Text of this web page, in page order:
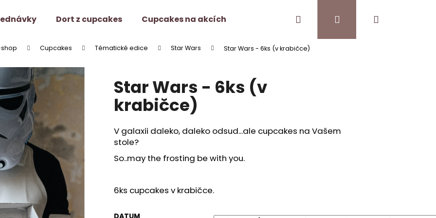
Dort z cupcakes Cupcakes na akcích Pro kavárnyPřihlášení
shop Cupcakes Tématické edice Star Wars Star Wars - 6ks (v krabičce)
Star Wars - 6ks (v
krabičce)
V galaxii daleko, daleko odsud...ale cupcakes na Vašem
stole?
So..may the frosting be with you.
6ks cupcakes v krabičce.
DATUM
Co potřebujete najít?
HLEDAT
Doporučujeme